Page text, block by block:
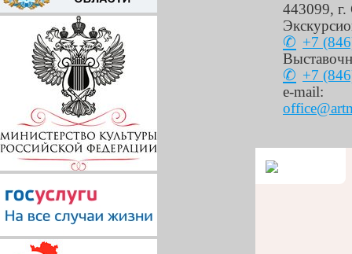
443099, г.
+7
+7
e-mail: